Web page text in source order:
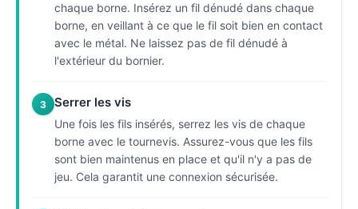
chaque borne. Insérez un fil dénudé dans chaque
borne, en veillant à ce que le fil soit bien en contact
avec le métal. Ne laissez pas de fil dénudé à
l'extérieur du bornier.
3 Serrer les vis
Une fois les fils insérés, serrez les vis de chaque
borne avec le tournevis. Assurez-vous que les fils
sont bien maintenus en place et qu'il n'y a pas de
jeu. Cela garantit une connexion sécurisée.